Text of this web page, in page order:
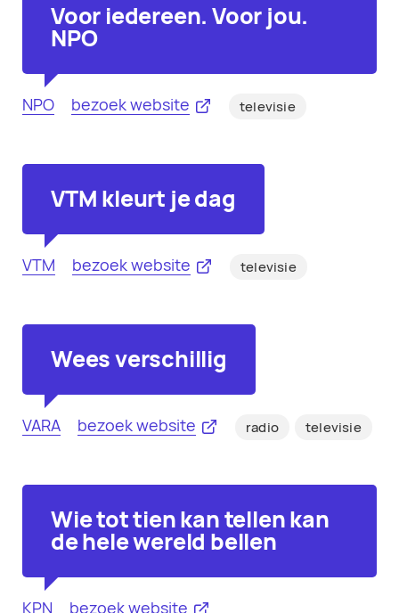
Voor iedereen. Voor jou.
NPO
NPO bezoek website televisie
VTM kleurt je dag
VTM bezoek website televisie
Wees verschillig
VARA bezoek website radio televisie
Wie tot tien kan tellen kan
de hele wereld bellen
KPN bezoek website